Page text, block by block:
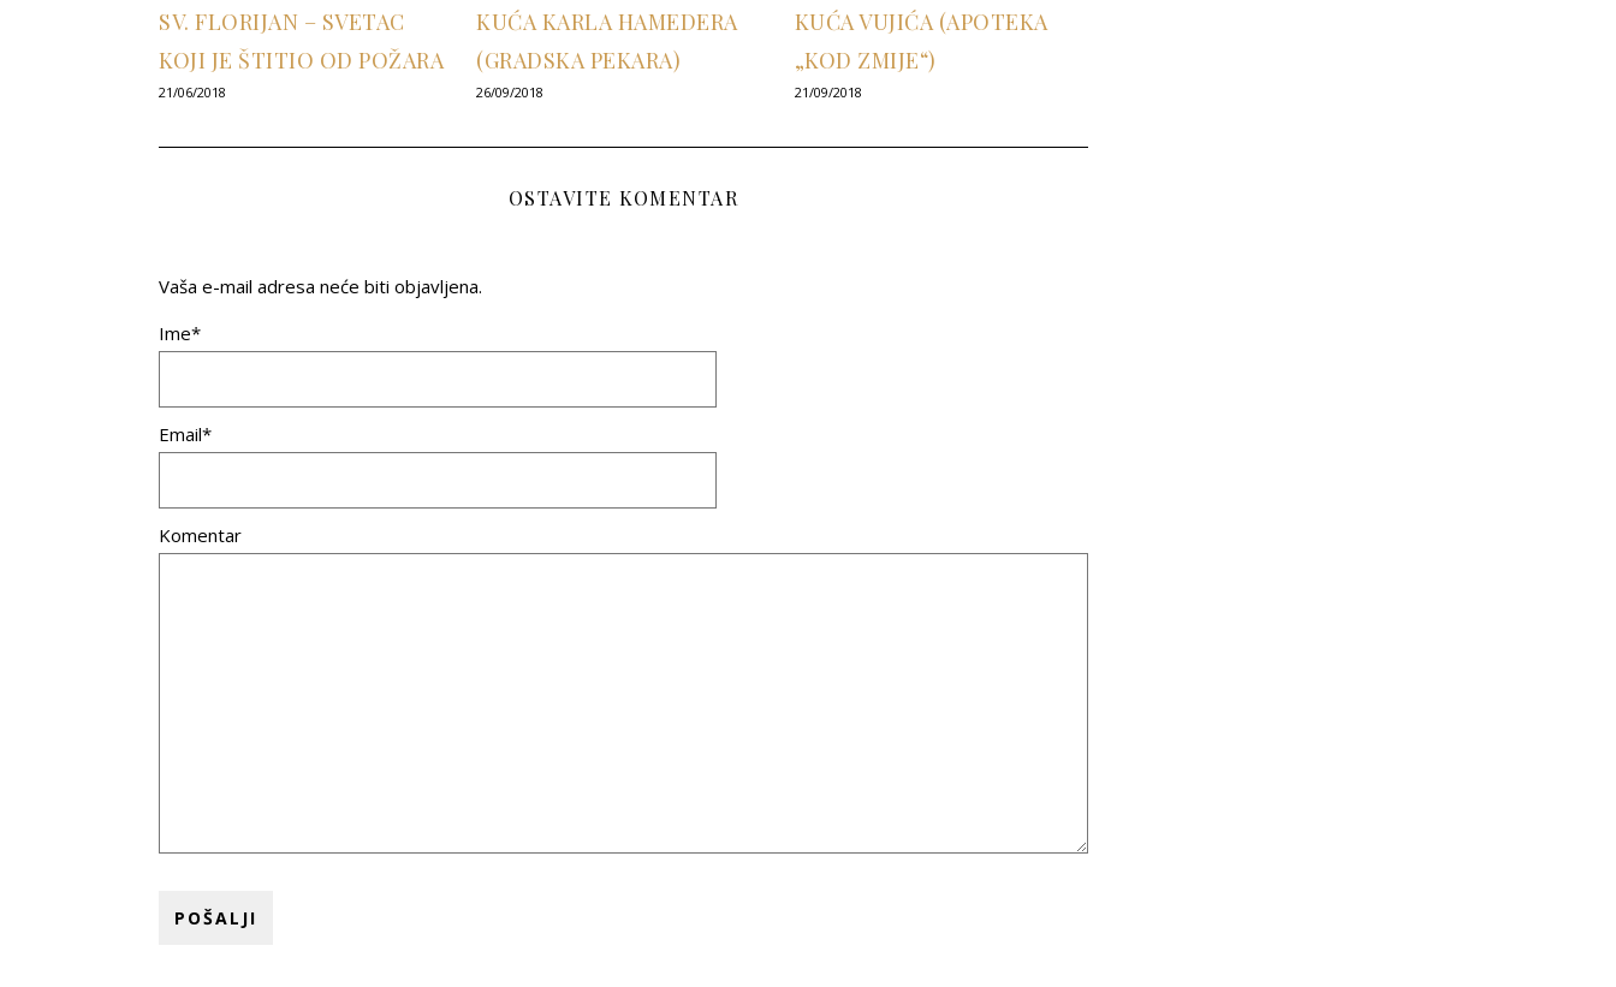
SV. FLORIJAN – SVETAC
KOJI JE ŠTITIO OD POŽARA
21/06/2018
KUĆA KARLA HAMEDERA
(GRADSKA PEKARA)
26/09/2018
KUĆA VUJIĆA (APOTEKA
„KOD ZMIJE“)
21/09/2018
OSTAVITE KOMENTAR
Vaša e-mail adresa neće biti objavljena.
Ime*
Email*
Komentar